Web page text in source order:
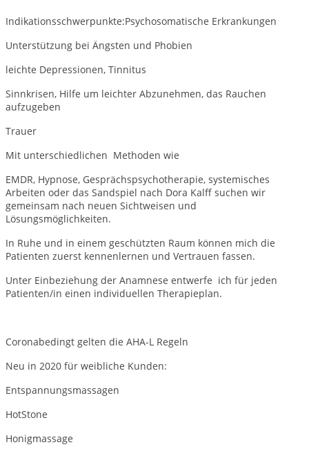
Indikationsschwerpunkte:Psychosomatische Erkrankungen
Unterstützung bei Ängsten und Phobien
leichte Depressionen, Tinnitus
Sinnkrisen, Hilfe um leichter Abzunehmen, das Rauchen
aufzugeben
Trauer
Mit unterschiedlichen Methoden wie
EMDR, Hypnose, Gesprächspsychotherapie, systemisches
Arbeiten oder das Sandspiel nach Dora Kalff suchen wir
gemeinsam nach neuen Sichtweisen und
Lösungsmöglichkeiten.
In Ruhe und in einem geschützten Raum können mich die
Patienten zuerst kennenlernen und Vertrauen fassen.
Unter Einbeziehung der Anamnese entwerfe ich für jeden
Patienten/in einen individuellen Therapieplan.
Coronabedingt gelten die AHA-L Regeln
Neu in 2020 für weibliche Kunden:
Entspannungsmassagen
HotStone
Honigmassage